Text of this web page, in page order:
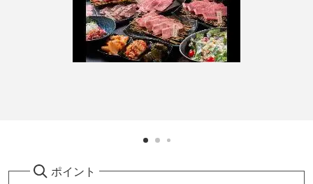
ポイント